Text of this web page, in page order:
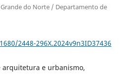
do Norte / Departamento de
2448-296X.2024v9n3ID37436
arquitetura e urbanismo,